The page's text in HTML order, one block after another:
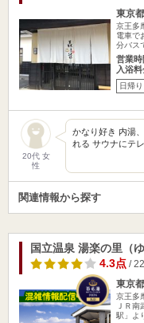
東京
京王多
電車で
分バス
営業
入浴
日帰り
20代 女
性
かなり好き 内湯
れる サウナにテ
関連情報から探す
国立温泉 湯楽の里（
4.3点/
東京
京王多
ＪＲ
駅」よ